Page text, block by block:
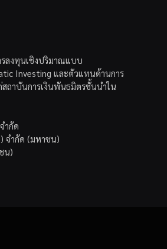
ลงทุนเชิงปริมาณแบบ
Investing และตัวแทนด้านการ
ถาบันการเงินพันธมิตรชั้นนำใน
ำกัด
จำกัด (มหาชน)
น)